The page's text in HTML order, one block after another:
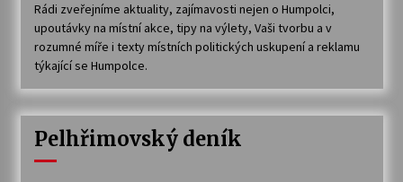
Rádi zveřejníme aktuality, zajímavosti nejen o Humpolci,
upoutávky na místní akce, tipy na výlety, Vaši tvorbu a v
rozumné míře i texty místních politických uskupení a reklamu
týkající se Humpolce.
Pelhřimovský deník